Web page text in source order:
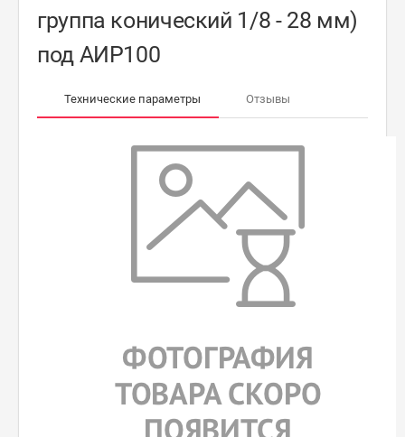
группа конический 1/8 - 28 мм)
под АИР100
Технические параметры Отзывы